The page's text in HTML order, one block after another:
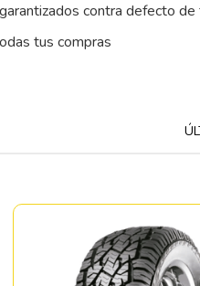
contra defecto de
tus compras